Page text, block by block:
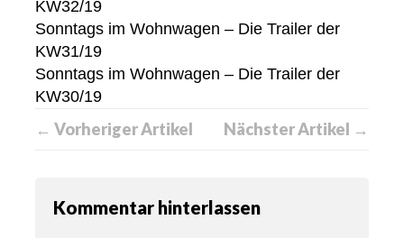
KW32/19
Sonntags im Wohnwagen – Die Trailer der
KW31/19
Sonntags im Wohnwagen – Die Trailer der
KW30/19
← Vorheriger Artikel Nächster Artikel →
Kommentar hinterlassen